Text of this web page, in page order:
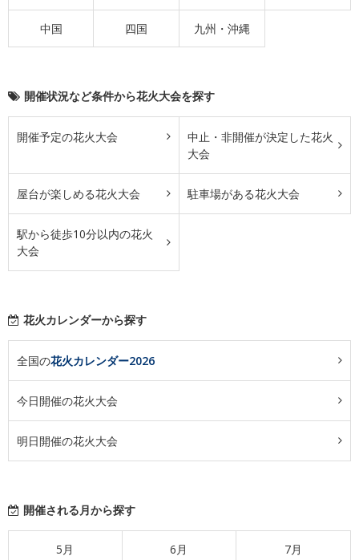
中国 四国 九州・沖縄
開催状況など条件から花火大会を探す
開催予定の花火大会
中止・非開催が決定した花火
大会
屋台が楽しめる花火大会 駐車場がある花火大会
駅から徒歩10分以内の花火
大会
花火カレンダーから探す
全国の花火カレンダー2026
今日開催の花火大会
明日開催の花火大会
開催される月から探す
5月 6月 7月